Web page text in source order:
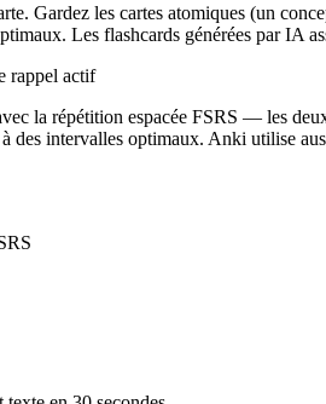
Gardez les cartes atomiques (un
Les flashcards générées par IA
rappel actif
la répétition espacée FSRS — les
intervalles optimaux. Anki utilise